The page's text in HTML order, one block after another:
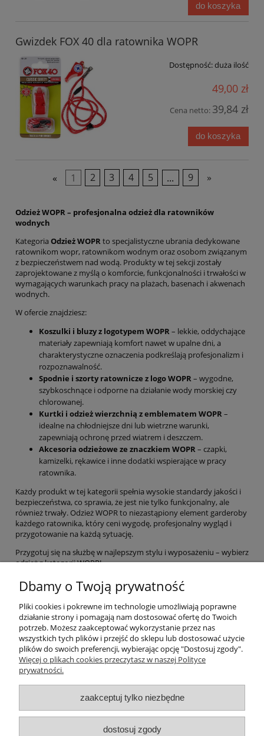
do koszyka
Gwizdek FOX 40 dla ratownika WOPR
Dostępność:duża ilość
49,00 zł
Cena netto: 39,84 zł
do koszyka
« 1 2 3 4 5 ... 9 »
Odzież WOPR – profesjonalna odzież dla ratowników
wodnych
Kategoria Odzież WOPRto specjalistyczne ubrania dedykowane
ratownikom wopr, ratownikom wodnym oraz osobom związanym
z bezpieczeństwem nad wodą. Produkty w tej sekcji zostały
zaprojektowane z myślą o komforcie, funkcjonalności i trwałości w
wymagających warunkach pracy na plażach, basenach i akwenach
wodnych.
W ofercie znajdziesz:
Koszulki i bluzy z logotypem WOPR– lekkie, oddychające
materiały zapewniają komfort nawet w upalne dni, a
charakterystyczne oznaczenia podkreślają profesjonalizm i
rozpoznawalność.
Spodnie i szorty ratownicze z logo WOPR– wygodne,
szybkoschnące i odporne na działanie wody morskiej czy
chlorowanej.
Kurtki i odzież wierzchnią z emblematem WOPR–
idealne na chłodniejsze dni lub wietrzne warunki,
zapewniają ochronę przed wiatrem i deszczem.
Akcesoria odzieżowe ze znaczkiem WOPR– czapki,
kamizelki, rękawice i inne dodatki wspierające w pracy
ratownika.
Każdy produkt w tej kategorii spełnia wysokie standardy jakości i
bezpieczeństwa, co sprawia, że jest nie tylko funkcjonalny, ale
również trwały. Odzież WOPR to niezastąpiony element garderoby
każdego ratownika, który ceni wygodę, profesjonalny wygląd i
przygotowanie na każdą sytuację.
Przygotuj się na służbę w najlepszym stylu i wyposażeniu – wybierz
odzież z kategorii WOPR!
Warunki zakupów
Moje konto
Informacje o sklepie
Sklep dla ratowników wodnych 24ratownik.pl
sprzęt dla ratownictwa wodnego, sprzęt ratowniczy, apteczki
pierwszej pomocy, apteczki medyczne, sprzęt medyczny, sprzęt
ratownicze, wyposażenie basenów, wyposażenie kąpielisk,
Dbamy o Twoją prywatność
Pliki cookies i pokrewne im technologie umożliwiają poprawne
działanie strony i pomagają nam dostosować ofertę do Twoich
potrzeb. Możesz zaakceptować wykorzystanie przez nas
wszystkich tych plików i przejść do sklepu lub dostosować użycie
plików do swoich preferencji, wybierając opcję "Dostosuj zgody".
Więcej o plikach cookies przeczytasz w naszej Polityce
prywatności.
zaakceptuj tylko niezbędne
dostosuj zgody